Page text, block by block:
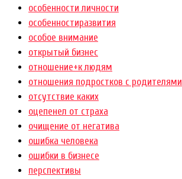
особенности личности
особенностиразвития
особое внимание
открытый бизнес
отношение+к людям
отношения подростков с родителями
отсутствие каких
оцепенел от страха
очищение от негатива
ошибка человека
ошибки в бизнесе
перспективы